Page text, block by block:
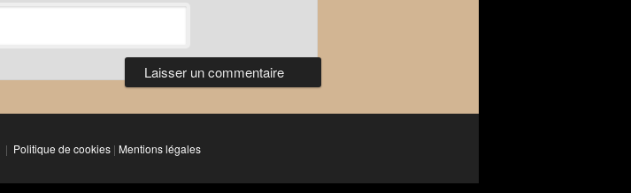
Politique de cookies| Mentions légales